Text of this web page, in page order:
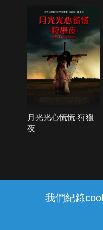
我們紀錄
月光光心慌慌-狩獵
夜